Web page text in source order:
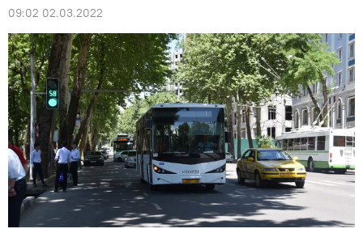
09:02 02.03.2022